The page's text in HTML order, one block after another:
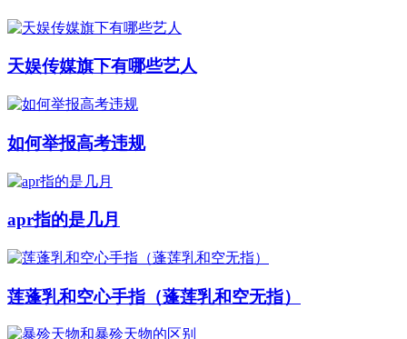
天娱传媒旗下有哪些艺人
如何举报高考违规
apr指的是几月
莲蓬乳和空心手指（蓬莲乳和空无指）